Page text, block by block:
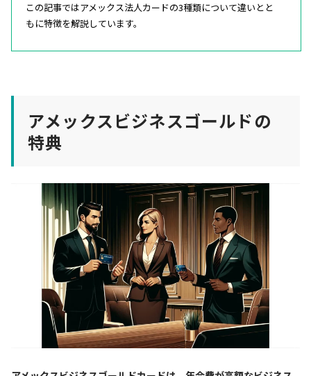
この記事ではアメックス法人カードの3種類について違いとと
もに特徴を解説しています。
アメックスビジネスゴールドの
特典